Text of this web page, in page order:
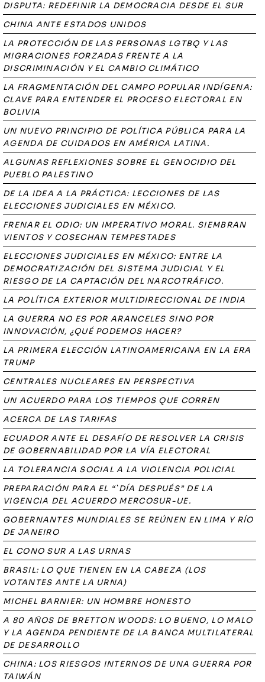
DISPUTA: REDEFINIR LA DEMOCRACIA DESDE EL SUR
CHINA ANTE ESTADOS UNIDOS
LA PROTECCIÓN DE LAS PERSONAS LGTBQ Y LAS
MIGRACIONES FORZADAS FRENTE A LA
DISCRIMINACIÓN Y EL CAMBIO CLIMÁTICO
LA FRAGMENTACIÓN DEL CAMPO POPULAR INDÍGENA:
CLAVE PARA ENTENDER EL PROCESO ELECTORAL EN
BOLIVIA
UN NUEVO PRINCIPIO DE POLÍTICA PÚBLICA PARA LA
AGENDA DE CUIDADOS EN AMÉRICA LATINA.
ALGUNAS REFLEXIONES SOBRE EL GENOCIDIO DEL
PUEBLO PALESTINO
DE LA IDEA A LA PRÁCTICA: LECCIONES DE LAS
ELECCIONES JUDICIALES EN MÉXICO.
FRENAR EL ODIO: UN IMPERATIVO MORAL. SIEMBRAN
VIENTOS Y COSECHAN TEMPESTADES
ELECCIONES JUDICIALES EN MÉXICO: ENTRE LA
DEMOCRATIZACIÓN DEL SISTEMA JUDICIAL Y EL
RIESGO DE LA CAPTACIÓN DEL NARCOTRÁFICO.
LA POLÍTICA EXTERIOR MULTIDIRECCIONAL DE INDIA
LA GUERRA NO ES POR ARANCELES SINO POR
INNOVACIÓN, ¿QUÉ PODEMOS HACER?
LA PRIMERA ELECCIÓN LATINOAMERICANA EN LA ERA
TRUMP
CENTRALES NUCLEARES EN PERSPECTIVA
UN ACUERDO PARA LOS TIEMPOS QUE CORREN
ACERCA DE LAS TARIFAS
ECUADOR ANTE EL DESAFÍO DE RESOLVER LA CRISIS
DE GOBERNABILIDAD POR LA VÍA ELECTORAL
LA TOLERANCIA SOCIAL A LA VIOLENCIA POLICIAL
PREPARACIÓN PARA EL “`DÍA DESPUÉS” DE LA
VIGENCIA DEL ACUERDO MERCOSUR-UE.
GOBERNANTES MUNDIALES SE REÚNEN EN LIMA Y RÍO
DE JANEIRO
EL CONO SUR A LAS URNAS
BRASIL: LO QUE TIENEN EN LA CABEZA (LOS
VOTANTES ANTE LA URNA)
MICHEL BARNIER: UN HOMBRE HONESTO
A 80 AÑOS DE BRETTON WOODS: LO BUENO, LO MALO
Y LA AGENDA PENDIENTE DE LA BANCA MULTILATERAL
DE DESARROLLO
CHINA: LOS RIESGOS INTERNOS DE UNA GUERRA POR
TAIWÁN